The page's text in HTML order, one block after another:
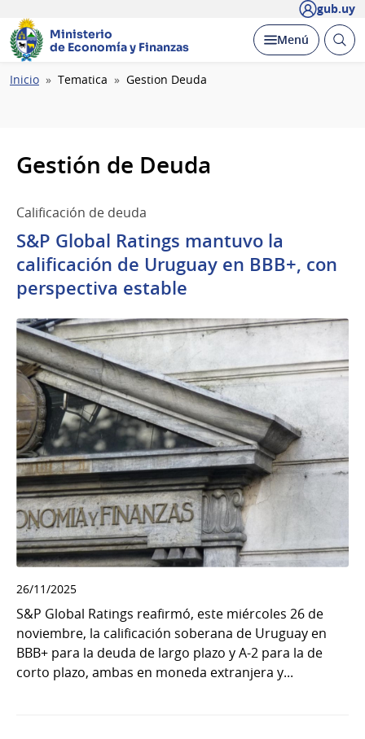
gub.uy
Ministerio
de Economía y Finanzas
Desplegar
Menú Abrir
Ruta
Inicio Tematica Gestion Deuda
Gestión de Deuda
Calificación de deuda
S&P Global Ratings mantuvo la
calificación de Uruguay en BBB+, con
perspectiva estable
26/11/2025
S&P Global Ratings reafirmó, este miércoles 26 de
noviembre, la calificación soberana de Uruguay en
BBB+ para la deuda de largo plazo y A-2 para la de
corto plazo, ambas en moneda extranjera y...